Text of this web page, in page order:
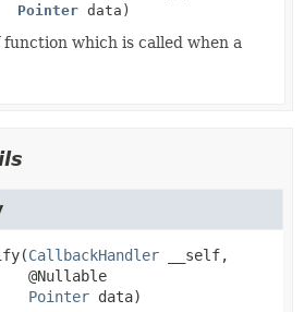
Pointer data)
which is called when a
(CallbackHandler __self,
@Nullable
Pointer data)